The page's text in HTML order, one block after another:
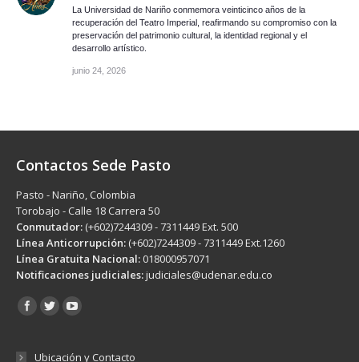
La Universidad de Nariño conmemora veinticinco años de la
recuperación del Teatro Imperial, reafirmando su compromiso con la
preservación del patrimonio cultural, la identidad regional y el
desarrollo artístico.
junio 24, 2026
Contactos Sede Pasto
Pasto - Nariño, Colombia
Torobajo - Calle 18 Carrera 50
Conmutador: (+602)7244309 - 7311449 Ext. 500
Línea Anticorrupción: (+602)7244309 - 7311449 Ext.1260
Línea Gratuita Nacional: 018000957071
Notificaciones judiciales:judiciales@udenar.edu.co
Encuéntranos en:
Ubicación y Contacto